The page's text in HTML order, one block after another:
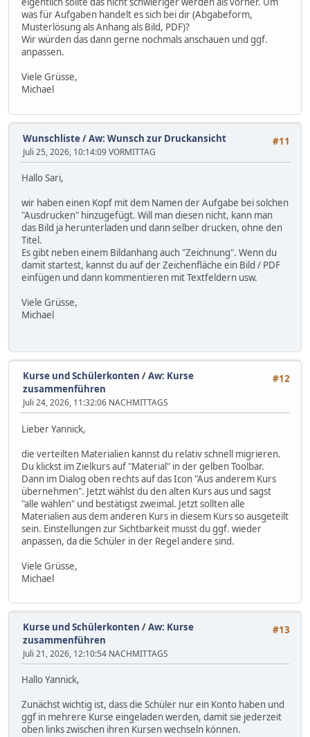
was für Aufgaben handelt es sich bei dir (Abgabeform,
Musterlösung als Anhang als Bild, PDF)?
Wir würden das dann gerne nochmals anschauen und ggf.
anpassen.
Viele Grüsse,
Michael
#11
Wunschliste/Aw: Wunsch zur Druckansicht
Juli 25, 2026, 10:14:09 VORMITTAG
Hallo Sari,
wir haben einen Kopf mit dem Namen der Aufgabe bei solchen
"Ausdrucken" hinzugefügt. Will man diesen nicht, kann man
das Bild ja herunterladen und dann selber drucken, ohne den
Titel.
Es gibt neben einem Bildanhang auch "Zeichnung". Wenn du
damit startest, kannst du auf der Zeichenfläche ein Bild / PDF
einfügen und dann kommentieren mit Textfeldern usw.
Viele Grüsse,
Michael
#12
Kurse und Schülerkonten /Aw: Kurse
zusammenführen
Juli 24, 2026, 11:32:06 NACHMITTAGS
Lieber Yannick,
die verteilten Materialien kannst du relativ schnell migrieren.
Du klickst im Zielkurs auf "Material" in der gelben Toolbar.
Dann im Dialog oben rechts auf das Icon "Aus anderem Kurs
übernehmen". Jetzt wählst du den alten Kurs aus und sagst
"alle wählen" und bestätigst zweimal. Jetzt sollten alle
Materialien aus dem anderen Kurs in diesem Kurs so ausgeteilt
sein. Einstellungen zur Sichtbarkeit musst du ggf. wieder
anpassen, da die Schüler in der Regel andere sind.
Viele Grüsse,
Michael
#13
Kurse und Schülerkonten /Aw: Kurse
zusammenführen
Juli 21, 2026, 12:10:54 NACHMITTAGS
Hallo Yannick,
Zunächst wichtig ist, dass die Schüler nur ein Konto haben und
ggf in mehrere Kurse eingeladen werden, damit sie jederzeit
oben links zwischen ihren Kursen wechseln können.